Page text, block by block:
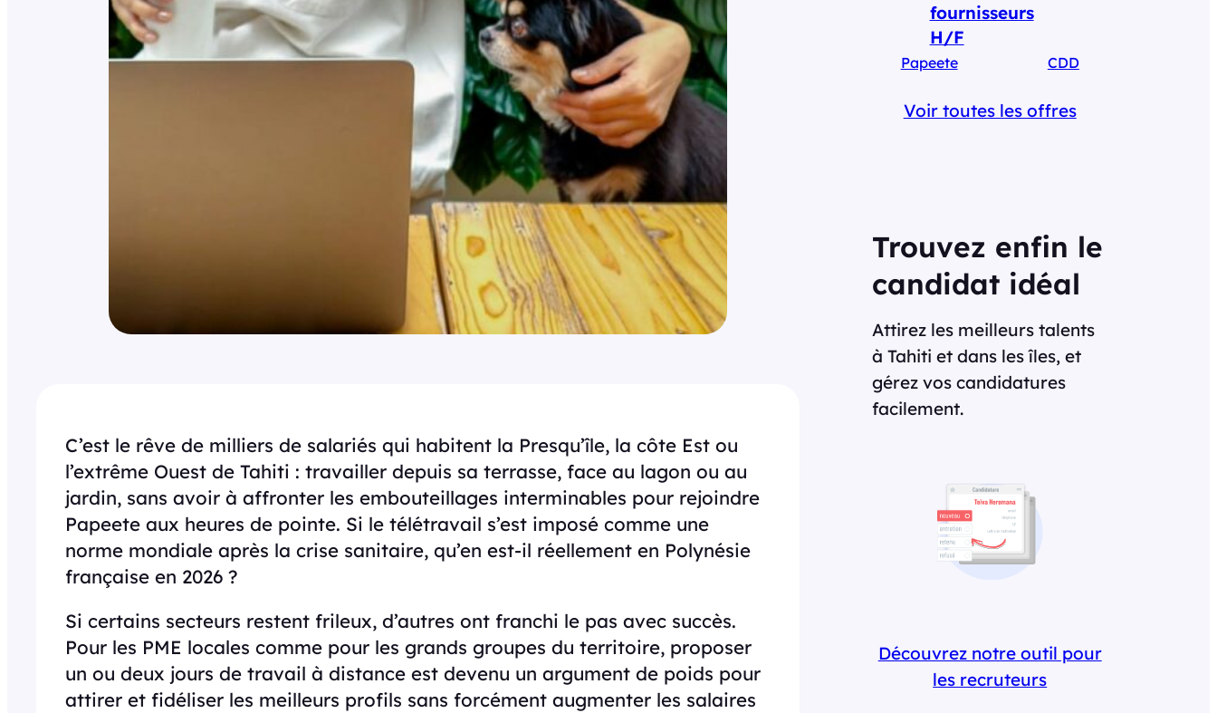
C’est le rêve de milliers de salariés qui habitent la Presqu’île, la côte Est ou
l’extrême Ouest de Tahiti : travailler depuis sa terrasse, face au lagon ou au
jardin, sans avoir à affronter les embouteillages interminables pour rejoindre
Papeete aux heures de pointe. Si le télétravail s’est imposé comme une
norme mondiale après la crise sanitaire, qu’en est-il réellement en Polynésie
française en 2026 ?
Si certains secteurs restent frileux, d’autres ont franchi le pas avec succès.
Pour les PME locales comme pour les grands groupes du territoire, proposer
un ou deux jours de travail à distance est devenu un argument de poids pour
attirer et fidéliser les meilleurs profils sans forcément augmenter les salaires
fournisseurs
H/F
Papeete CDD
Voir toutes les offres
Trouvez enfin le
candidat idéal
Attirez les meilleurs talents
à Tahiti et dans les îles, et
gérez vos candidatures
facilement.
Découvrez notre outil pour
les recruteurs